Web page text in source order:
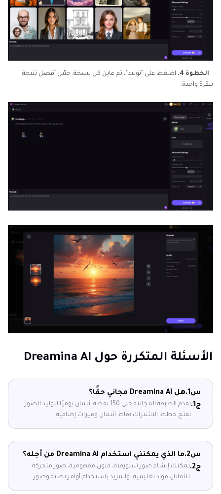
الخطوة 4.
اضغط على "توليد"، ثم عاين كل نسخة. حمّل أفضل نتيجة
بنقرة واحدة.
الأسئلة المتكررة حول Dreamina AI
س1.
هل Dreamina AI مجاني حقًا؟
ج1.
تقدم الطبقة المجانية حتى 150 نقطة ائتمان يوميًا لتوليد الصور.
تفتح خطط الاشتراك نقاط ائتمان وميزات إضافية.
س2.
ما الذي يمكنني استخدام Dreamina AI من أجله؟
ج2.
يمكنك إنشاء صور تسويقية، فنون مفهومية، صور متحركة
للأفاتار، مواد تعليمية، والمزيد باستخدام أوامر نصية وصور.